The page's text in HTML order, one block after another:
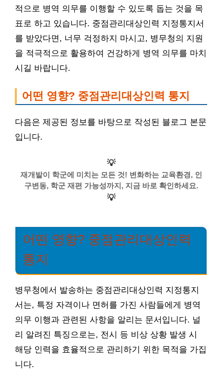
적으로 병역 의무를 이행할 수 있도록 돕는 것을 목
표로 하고 있습니다. 중점관리대상인력 지정통지서
를 받았다면, 너무 걱정하지 마시고, 병무청의 지원
을 적극적으로 활용하여 건강하게 병역 의무를 마치
시길 바랍니다.
어떤 영향? 중점관리대상인력 통지
다음은 제공된 정보를 바탕으로 작성된 블로그 본문
입니다.
💡
재개발이 학군에 미치는 모든 것! 변화하는 교육환경, 인
구변동, 학군 재편 가능성까지, 지금 바로 확인하세요.
💡
어떤 영향? 중점관리대상인력
통지
병무청에서 발송하는 중점관리대상인력 지정통지
서는, 특정 자격이나 면허를 가진 사람들에게 병역
의무 이행과 관련된 사항을 알리는 문서입니다. 널
리 알려진 특징으로는, 전시 등 비상 상황 발생 시
해당 인력을 효율적으로 관리하기 위한 목적을 가집
니다.